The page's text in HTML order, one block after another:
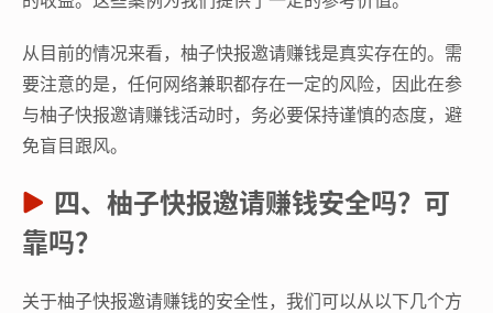
从目前的情况来看，柚子快报邀请赚钱是真实存在的。需
要注意的是，任何网络兼职都存在一定的风险，因此在参
与柚子快报邀请赚钱活动时，务必要保持谨慎的态度，避
免盲目跟风。
四、柚子快报邀请赚钱安全吗？可
靠吗？
关于柚子快报邀请赚钱的安全性，我们可以从以下几个方